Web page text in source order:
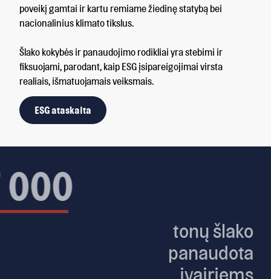
poveikį gamtai ir kartu remiame žiedinę statybą bei
nacionalinius klimato tikslus.
Šlako kokybės ir panaudojimo rodikliai yra stebimi ir
fiksuojami, parodant, kaip ESG įsipareigojimai virsta
realiais, išmatuojamais veiksmais.
ESG ataskaita
~ 1 mln.